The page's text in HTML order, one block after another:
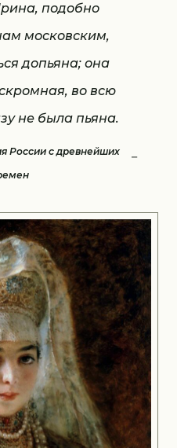
подобно
московским,
допьяна; она
во всю
не была пьяна.
России с древнейших